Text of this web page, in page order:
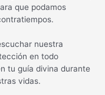
que podamos
nuestra
en todo
tu guía divina durante
vidas.